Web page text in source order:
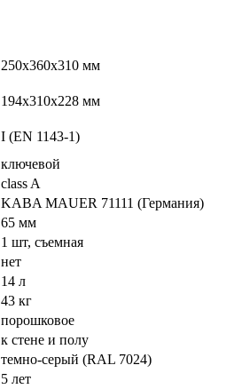
250x360x310 мм
194x310x228 мм
I (EN 1143-1)
ключевой
class A
KABA MAUER 71111 (Германия)
65 мм
1 шт, съемная
нет
14 л
43 кг
порошковое
к стене и полу
темно-серый (RAL 7024)
5 лет